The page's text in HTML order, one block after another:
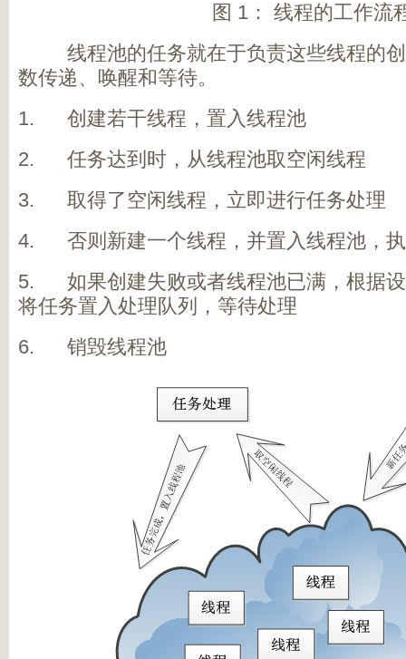
图 1： 线程的工作流
线程池的任务就在于负责这些线程的创
数传递、唤醒和等待。
1. 创建若干线程，置入线程池
2. 任务达到时，从线程池取空闲线程
3. 取得了空闲线程，立即进行任务处理
4. 否则新建一个线程，并置入线程池，
5. 如果创建失败或者线程池已满，根据设
将任务置入处理队列，等待处理
6. 销毁线程池